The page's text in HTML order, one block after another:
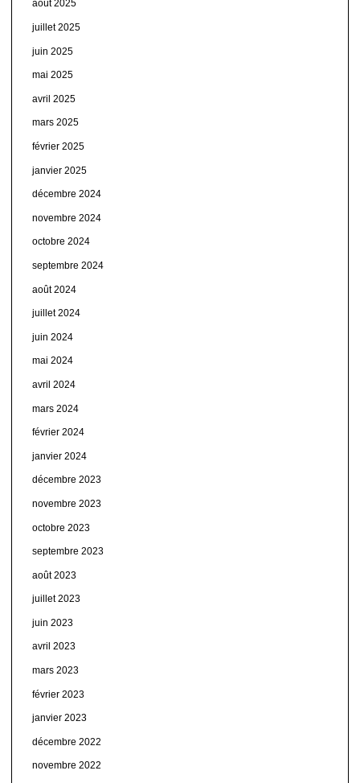
août 2025
juillet 2025
juin 2025
mai 2025
avril 2025
mars 2025
février 2025
janvier 2025
décembre 2024
novembre 2024
octobre 2024
septembre 2024
août 2024
juillet 2024
juin 2024
mai 2024
avril 2024
mars 2024
février 2024
janvier 2024
décembre 2023
novembre 2023
octobre 2023
septembre 2023
août 2023
juillet 2023
juin 2023
avril 2023
mars 2023
février 2023
janvier 2023
décembre 2022
novembre 2022